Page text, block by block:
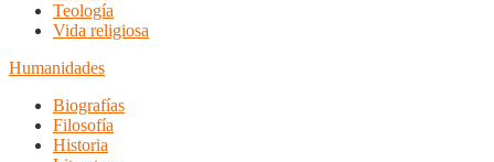
Teología
Vida religiosa
Humanidades
Biografías
Filosofía
Historia